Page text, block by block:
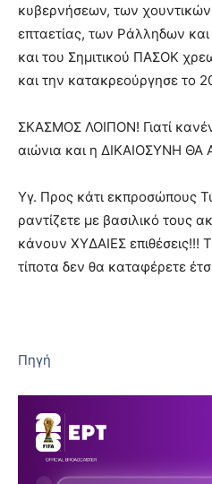
κυβερνήσεων, των
επταετίας, των Ράλληδων
και του Σημιτικού ΠΑΣΟΚ
και την κατακρεούργησε το
ΣΚΑΣΜΟΣ ΛΟΙΠΟΝ! Γιατί
αιώνια και η ΔΙΚΑΙΟΣΥΝΗ ΘΑ
Υγ. Προς κάτι εκπροσώπους
ραντίζετε με βασιλικό τους
κάνουν ΧΥΔΑΙΕΣ επιθέσεις!!!
τίποτα δεν θα καταφέρετε
Πηγή